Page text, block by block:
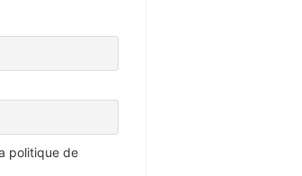
politique de